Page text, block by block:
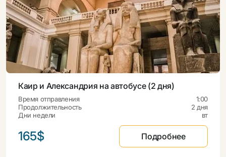
Каир и Александрия на автобусе (2 дня)
Время отправления
1:00
Продолжительность
2 дня
Дни недели
вт
165$ Подробнее